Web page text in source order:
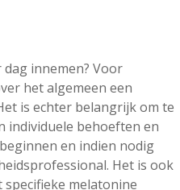
innemen? Voor
het algemeen een
is echter belangrijk om te
individuele behoeften en
en indien nodig
Het is ook
melatonine